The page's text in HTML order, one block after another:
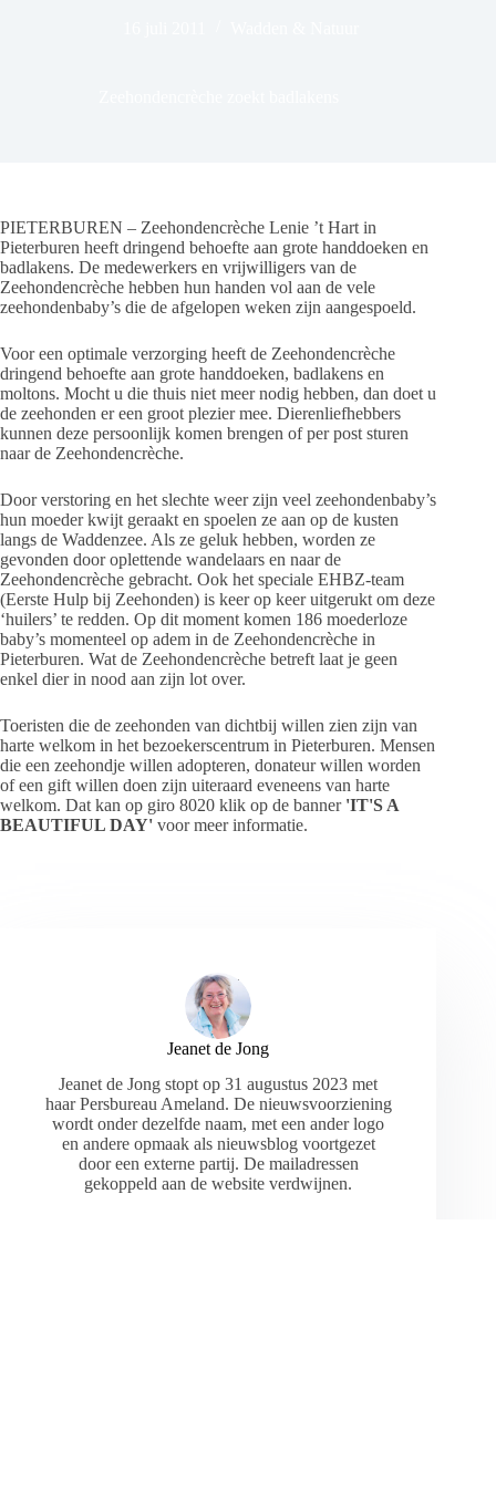
PIETERBUREN – Zeehondencrèche Lenie ’t Hart in
Pieterburen heeft dringend behoefte aan grote handdoeken en
badlakens. De medewerkers en vrijwilligers van de
Zeehondencrèche hebben hun handen vol aan de vele
zeehondenbaby’s die de afgelopen weken zijn aangespoeld.
Voor een optimale verzorging heeft de Zeehondencrèche
dringend behoefte aan grote handdoeken, badlakens en
moltons. Mocht u die thuis niet meer nodig hebben, dan doet u
de zeehonden er een groot plezier mee. Dierenliefhebbers
kunnen deze persoonlijk komen brengen of per post sturen
naar de Zeehondencrèche.
Door verstoring en het slechte weer zijn veel zeehondenbaby’s
hun moeder kwijt geraakt en spoelen ze aan op de kusten
langs de Waddenzee. Als ze geluk hebben, worden ze
gevonden door oplettende wandelaars en naar de
Zeehondencrèche gebracht. Ook het speciale EHBZ-team
(Eerste Hulp bij Zeehonden) is keer op keer uitgerukt om deze
‘huilers’ te redden. Op dit moment komen 186 moederloze
baby’s momenteel op adem in de Zeehondencrèche in
Pieterburen. Wat de Zeehondencrèche betreft laat je geen
enkel dier in nood aan zijn lot over.
Toeristen die de zeehonden van dichtbij willen zien zijn van
harte welkom in het bezoekerscentrum in Pieterburen. Mensen
die een zeehondje willen adopteren, donateur willen worden
of een gift willen doen zijn uiteraard eveneens van harte
welkom. Dat kan op giro 8020 klik op de banner 'IT'S A
BEAUTIFUL DAY' voor meer informatie.
Jeanet de Jong
Jeanet de Jong stopt op 31 augustus 2023 met
haar Persbureau Ameland. De nieuwsvoorziening
wordt onder dezelfde naam, met een ander logo
en andere opmaak als nieuwsblog voortgezet
door een externe partij. De mailadressen
gekoppeld aan de website verdwijnen.